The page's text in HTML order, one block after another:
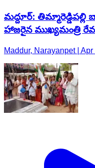
మద్దూర్:
హాజరైన ముఖ్యమంత్రి
Maddur, Narayanpet |